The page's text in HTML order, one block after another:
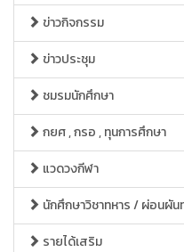
ข่าวกิจกรรม
ข่าวประชุม
ชมรมนักศึกษา
กยศ , กรอ , ทุนการศึกษา
แวดวงกีฬา
นักศึกษาวิชาทหาร / ผ่อนผัน
รายได้เสริม